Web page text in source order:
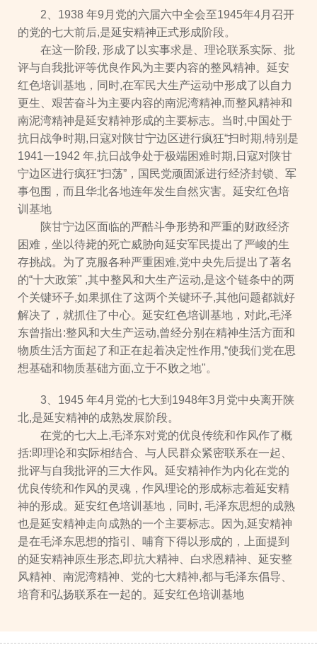
2、1938 年9月党的六届六中全会至1945年4月召开
的党的七大前后,是延安精神正式形成阶段。
在这一阶段, 形成了以实事求是、理论联系实际、批
评与自我批评等优良作风为主要内容的整风精神。延安
红色培训基地，同时,在军民大生产运动中形成了以自力
更生、艰苦奋斗为主要内容的南泥湾精神,而整风精神和
南泥湾精神是延安精神形成的主要标志。当时,中国处于
抗日战争时期,日寇对陕甘宁边区进行疯狂“扫时期,特别是
1941一1942 年,抗日战争处于极端困难时期,日寇对陕甘
宁边区进行疯狂“扫荡”，国民党顽固派进行经济封锁、军
事包围，而且华北各地连年发生自然灾害。延安红色培
训基地
陕甘宁边区面临的严酷斗争形势和严重的财政经济
困难，坐以待毙的死亡威胁向延安军民提出了严峻的生
存挑战。为了克服各种严重困难,党中央先后提出了著名
的“十大政策" ,其中整风和大生产运动,是这个链条中的两
个关键环子,如果抓住了这两个关键环子,其他问题都就好
解决了，就抓住了中心。延安红色培训基地，对此,毛泽
东曾指出:整风和大生产运动,曾经分别在精神生活方面和
物质生活方面起了和正在起着决定性作用,“使我们党在思
想基础和物质基础方面,立于不败之地"。
3、1945 年4月党的七大到1948年3月党中央离开陕
北,是延安精神的成熟发展阶段。
在党的七大上,毛泽东对党的优良传统和作风作了概
括:即理论和实际相结合、与人民群众紧密联系在一起、
批评与自我批评的三大作风。延安精神作为内化在党的
优良传统和作风的灵魂，作风理论的形成标志着延安精
神的形成。延安红色培训基地，同时, 毛泽东思想的成熟
也是延安精神走向成熟的一个主要标志。因为,延安精神
是在毛泽东思想的指引、哺育下得以形成的，上面提到
的延安精神原生形态,即抗大精神、白求恩精神、延安整
风精神、南泥湾精神、党的七大精神,都与毛泽东倡导、
培育和弘扬联系在一起的。延安红色培训基地